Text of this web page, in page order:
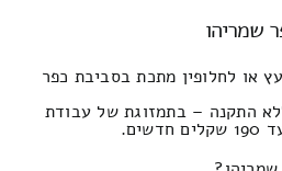
שמריהו
או לחלופין מתכת בסביבת כפר
התקנה – בתמזוגת של עבודת